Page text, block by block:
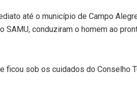
até o município de Campo
SAMU, conduziram o homem ao
ficou sob os cuidados do Conselho